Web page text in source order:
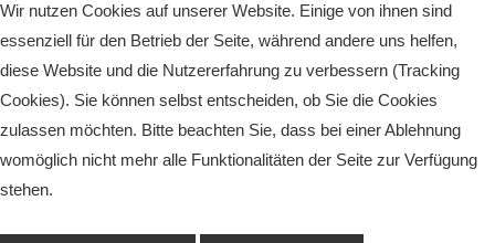
Wir nutzen Cookies auf unserer Website. Einige von ihnen sind
essenziell für den Betrieb der Seite, während andere uns helfen,
diese Website und die Nutzererfahrung zu verbessern (Tracking
Cookies). Sie können selbst entscheiden, ob Sie die Cookies
zulassen möchten. Bitte beachten Sie, dass bei einer Ablehnung
womöglich nicht mehr alle Funktionalitäten der Seite zur Verfügung
stehen.